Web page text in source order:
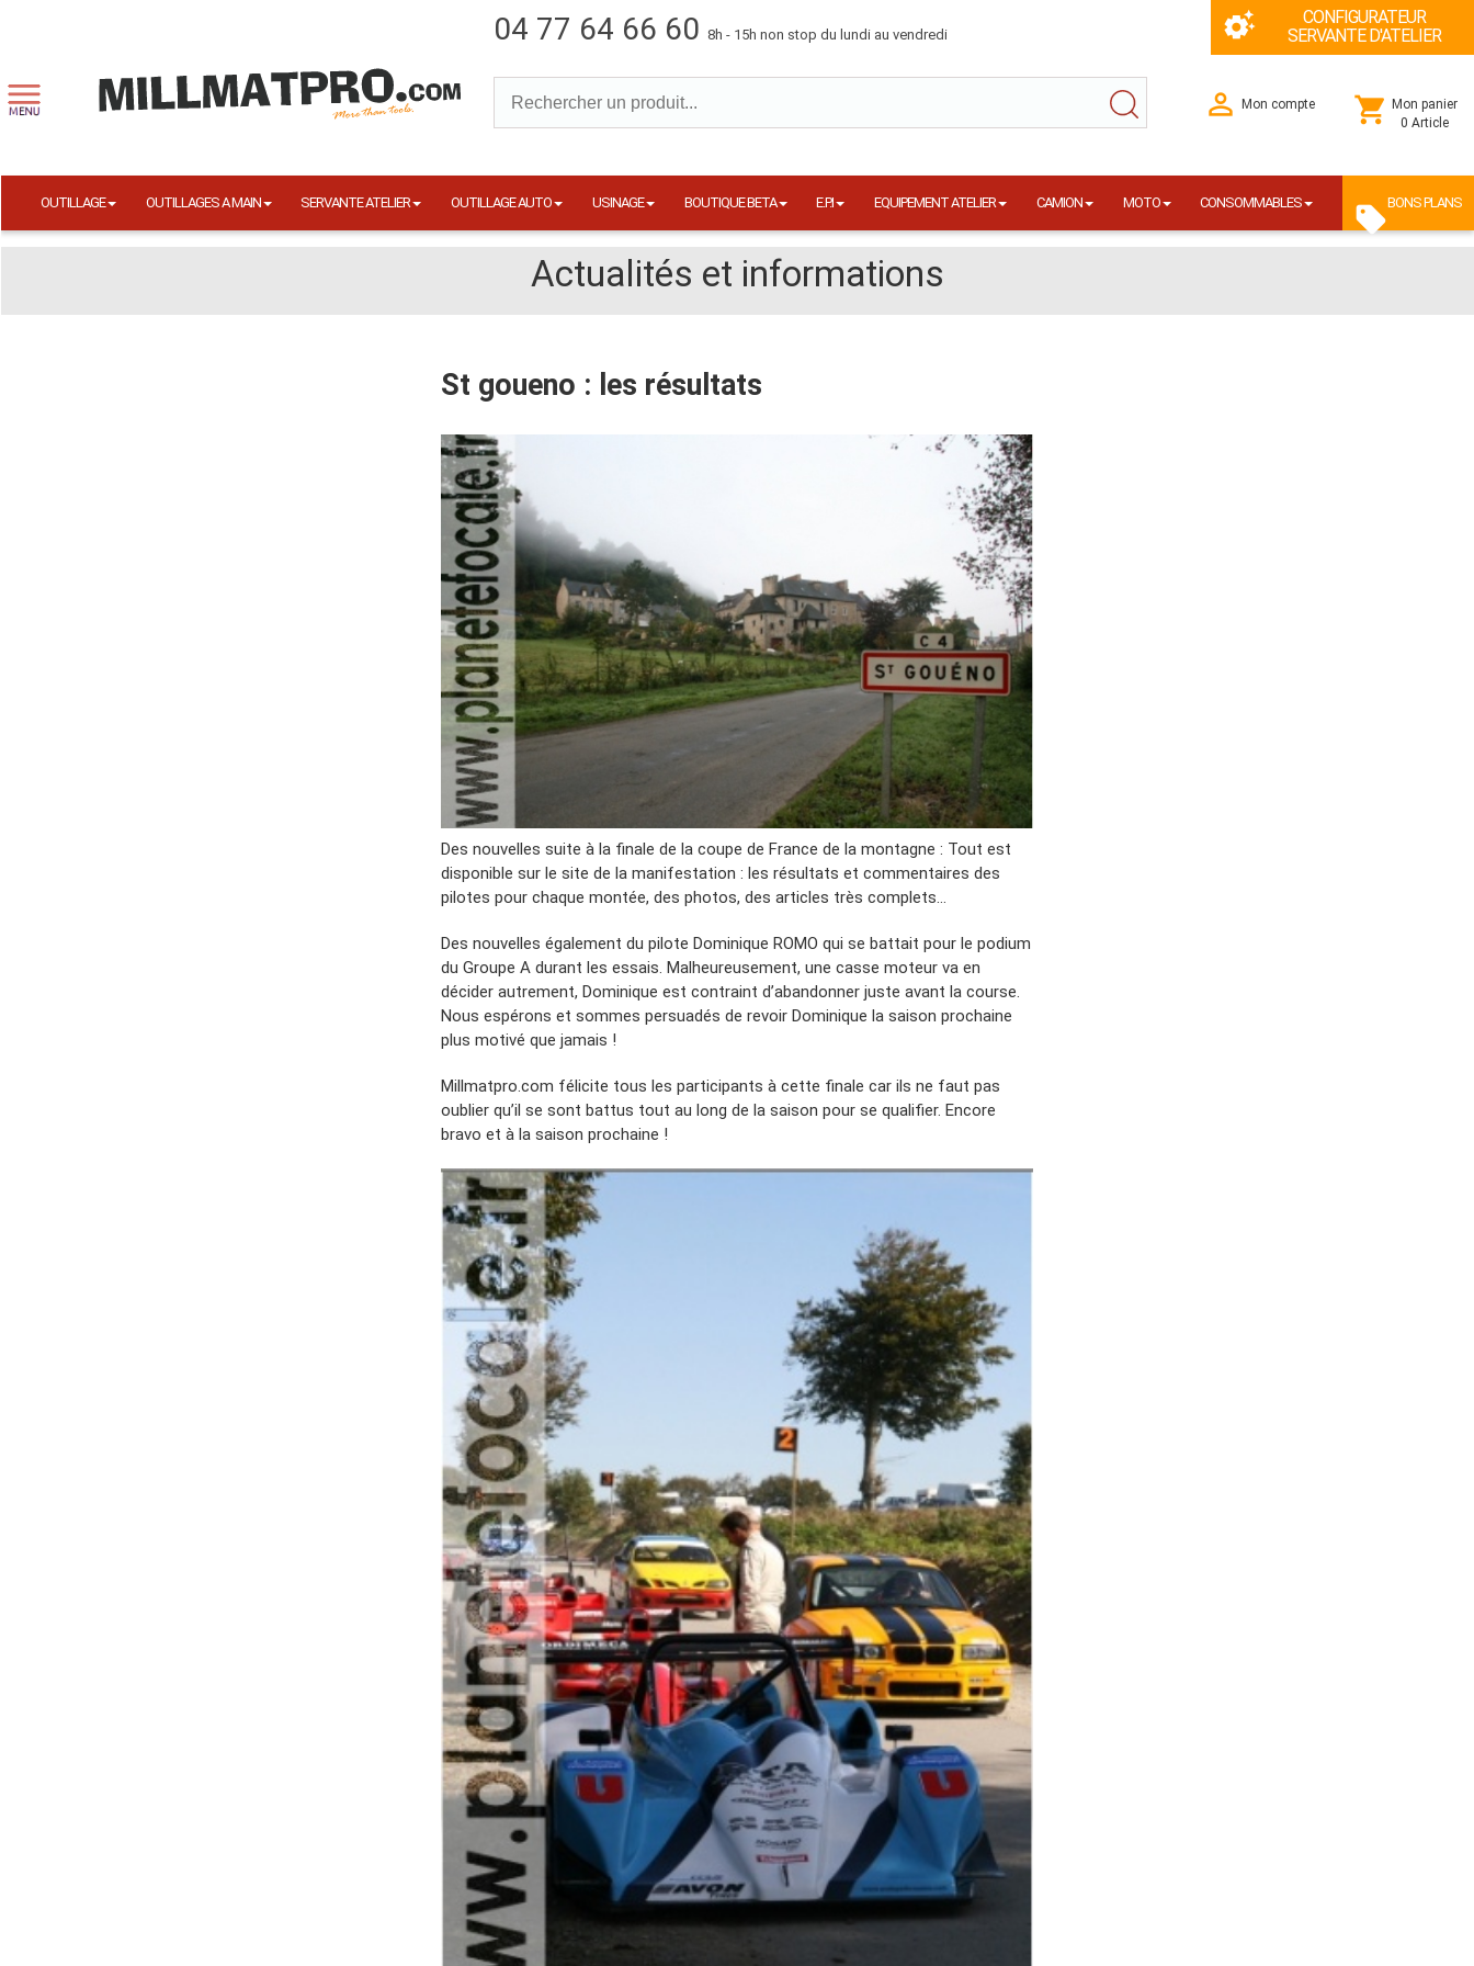
04 77 64 66 60 8h - 15h non stop du lundi au vendredi
CONFIGURATEUR
SERVANTE D'ATELIER
Mon compte
Mon panier
0 Article
OUTILLAGE OUTILLAGES A MAIN SERVANTE ATELIER OUTILLAGE AUTO USINAGE BOUTIQUE BETA E.P.I EQUIPEMENT ATELIER CAMION MOTO CONSOMMABLES BONS PLANS
Actualités et informations
St goueno : les résultats
Des nouvelles suite à la finale de la coupe de France de la montagne : Tout est
disponible sur le site de la manifestation : les résultats et commentaires des
pilotes pour chaque montée, des photos, des articles très complets…
Des nouvelles également du pilote Dominique ROMO qui se battait pour le podium
du Groupe A durant les essais. Malheureusement, une casse moteur va en
décider autrement, Dominique est contraint d’abandonner juste avant la course.
Nous espérons et sommes persuadés de revoir Dominique la saison prochaine
plus motivé que jamais !
Millmatpro.com félicite tous les participants à cette finale car ils ne faut pas
oublier qu’il se sont battus tout au long de la saison pour se qualifier. Encore
bravo et à la saison prochaine !